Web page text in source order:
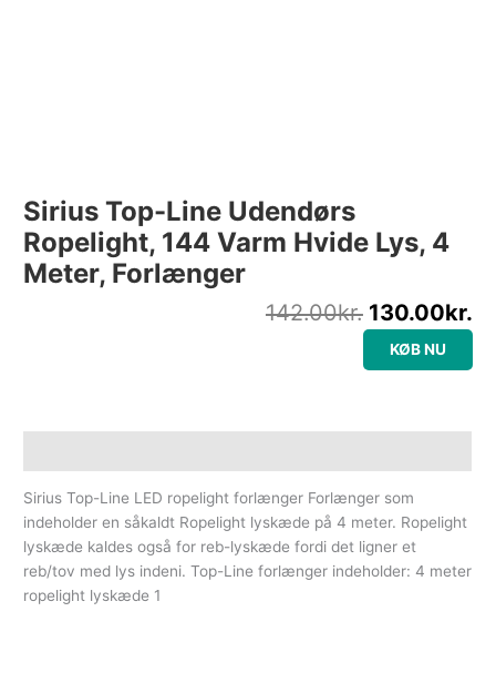
Sirius Top-Line Udendørs
Ropelight, 144 Varm Hvide Lys, 4
Meter, Forlænger
142.00kr. 130.00kr.
KØB NU
Sirius Top-Line LED ropelight forlænger Forlænger som
indeholder en såkaldt Ropelight lyskæde på 4 meter. Ropelight
lyskæde kaldes også for reb-lyskæde fordi det ligner et
reb/tov med lys indeni. Top-Line forlænger indeholder: 4 meter
ropelight lyskæde 1